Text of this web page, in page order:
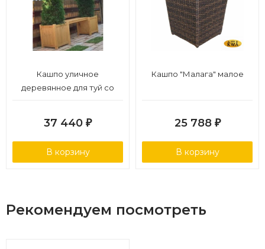
Кашпо уличное
деревянное для туй со
37 440 ₽
В корзину
Кашпо "Малага" малое
25 788 ₽
В корзину
Рекомендуем посмотреть